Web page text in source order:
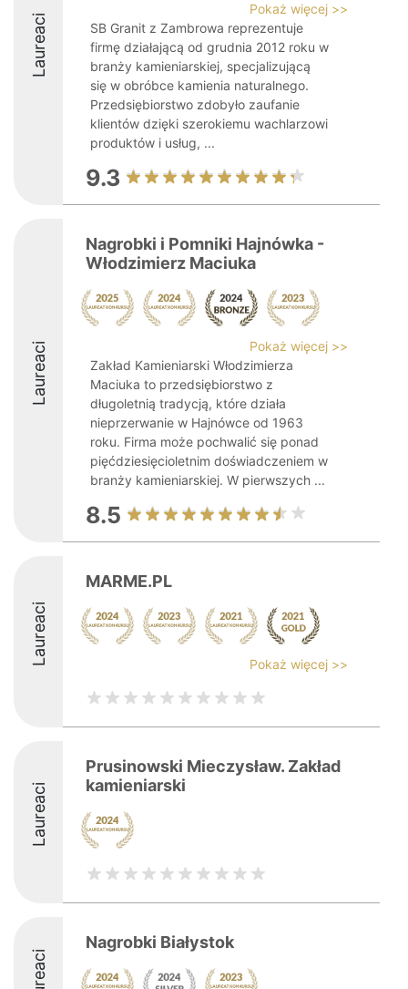
Laureaci
Pokaż więcej >>
SB Granit z Zambrowa reprezentuje
firmę działającą od grudnia 2012 roku w
branży kamieniarskiej, specjalizującą
się w obróbce kamienia naturalnego.
Przedsiębiorstwo zdobyło zaufanie
klientów dzięki szerokiemu wachlarzowi
produktów i usług, ...
9.3
Laureaci
Nagrobki i Pomniki Hajnówka -
Włodzimierz Maciuka
Pokaż więcej >>
Zakład Kamieniarski Włodzimierza
Maciuka to przedsiębiorstwo z
długoletnią tradycją, które działa
nieprzerwanie w Hajnówce od 1963
roku. Firma może pochwalić się ponad
pięćdziesięcioletnim doświadczeniem w
branży kamieniarskiej. W pierwszych ...
8.5
Laureaci
MARME.PL
Pokaż więcej >>
Laureaci
Prusinowski Mieczysław. Zakład
kamieniarski
Nagrobki Białystok